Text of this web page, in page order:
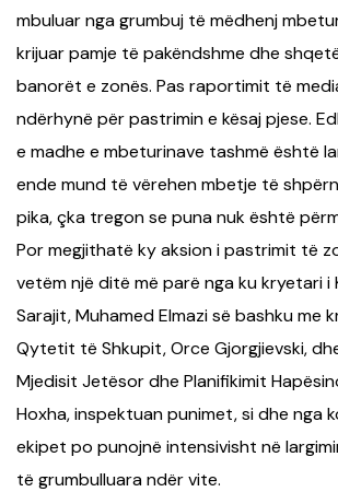
mbuluar nga grumbuj të mëdhenj
krijuar pamje të pakëndshme dhe
banorët e zonës. Pas raportimit të
ndërhynë për pastrimin e kësaj pjese.
e madhe e mbeturinave tashmë është
ende mund të vërehen mbetje të
pika, çka tregon se puna nuk është
Por megjithatë ky aksion i pastrimit të
vetëm një ditë më parë nga ku kryetari i
Sarajit, Muhamed Elmazi së bashku me
Qytetit të Shkupit, Orce Gjorgjievski,
Mjedisit Jetësor dhe Planifikimit
Hoxha, inspektuan punimet, si dhe nga
ekipet po punojnë intensivisht në
të grumbulluara ndër vite.